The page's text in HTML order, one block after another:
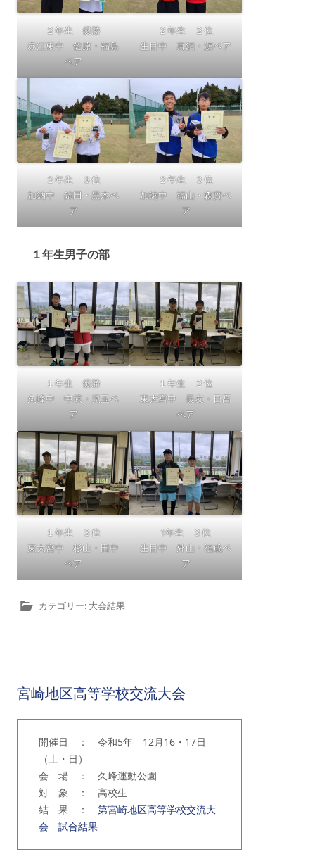
２年生 優勝
赤江東中 佐原・福島
ペア
２年生 ２位
生目中 真鍋・源ペア
２年生 ３位
加納中 錦田・黒木ペ
ア
２年生 ３位
加納中 福山・森實ペ
ア
１年生男子の部
１年生 優勝
久峰中 中武・児玉ペ
ア
１年生 ２位
東大宮中 長友・日髙
ペア
１年生 ３位
東大宮中 杉山・田中
ペア
1年生 ３位
生目中 外山・福成ペ
ア
カテゴリー: 大会結果
宮崎地区高等学校交流大会
開催日 ： 令和5年 12月16・17日
（土・日）
会 場 ： 久峰運動公園
対 象 ： 高校生
結 果 ： 第宮崎地区高等学校交流大
会 試合結果